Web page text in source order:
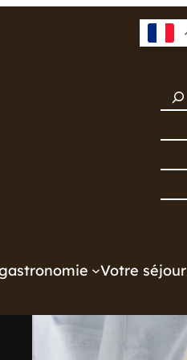
C
H
E
H
R
Votre séjour